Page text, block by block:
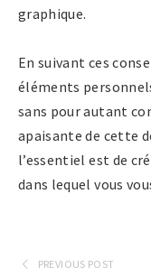
graphique.
En suivant ces
éléments
sans pour autant
apaisante de cette
l’essentiel est de
dans lequel vous
PREVIOUS POST